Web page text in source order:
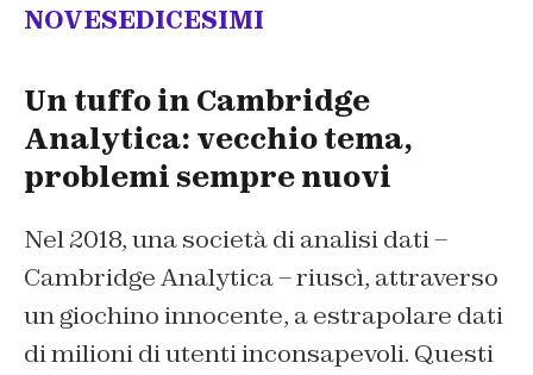
NOVESEDICESIMI
Un tuffo in Cambridge
Analytica: vecchio tema,
problemi sempre nuovi
Nel 2018, una società di analisi dati –
Cambridge Analytica – riuscì, attraverso
un giochino innocente, a estrapolare dati
di milioni di utenti inconsapevoli. Questi